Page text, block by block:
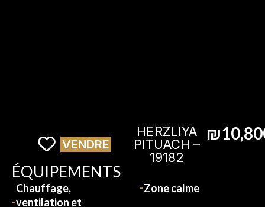
VENDRE
HERZLIYA
PITUACH –
19182
ÉQUIPEMENTS
Chauffage,
ventilation et
Zone calme